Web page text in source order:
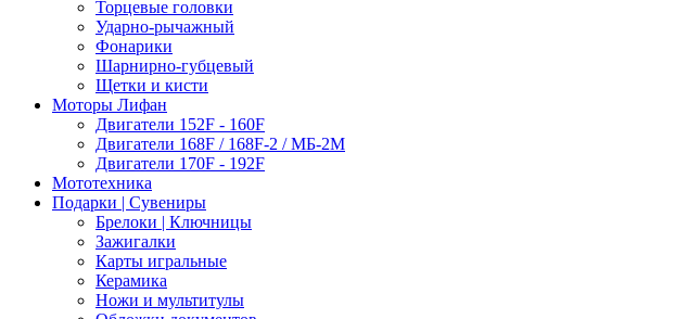
Торцевые головки
Ударно-рычажный
Фонарики
Шарнирно-губцевый
Щетки и кисти
Моторы Лифан
Двигатели 152F - 160F
Двигатели 168F / 168F-2 / МБ-2М
Двигатели 170F - 192F
Мототехника
Подарки | Сувениры
Брелоки | Ключницы
Зажигалки
Карты игральные
Керамика
Ножи и мультитулы